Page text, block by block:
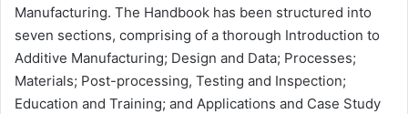
Manufacturing. The Handbook has been structured into
seven sections, comprising of a thorough Introduction to
Additive Manufacturing; Design and Data; Processes;
Materials; Post-processing, Testing and Inspection;
Education and Training; and Applications and Case Study